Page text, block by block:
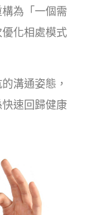
為「一個需
化相處模式
溝通姿態，
速回歸健康